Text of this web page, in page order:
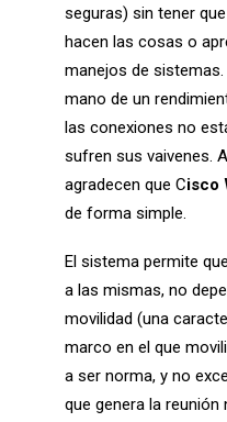
seguras) sin tener
hacen las cosas o
manejos de
mano de un
las conexiones no
sufren sus vaivenes.
agradecen que Cisco
de forma simple.
El sistema permite
a las mismas, no
movilidad (una
marco en el que
a ser norma, y no
que genera la reunión